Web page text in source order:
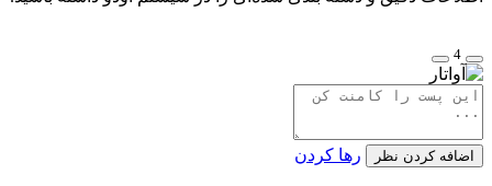
4
اضافه کردن نظر رها کردن